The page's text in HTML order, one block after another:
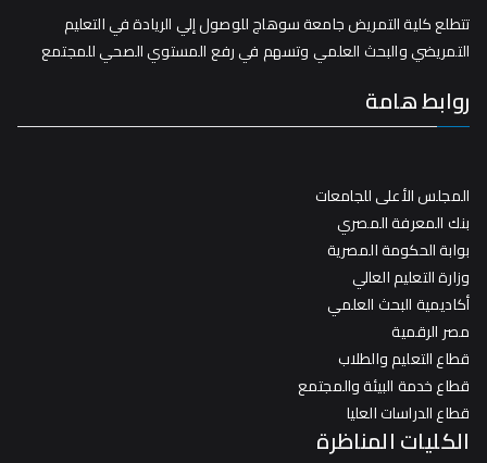
تتطلع كلية التمريض جامعة سوهاج للوصول إلي الريادة في التعليم
التمريضي والبحث العلمي وتسهم في رفع المستوي الصحي للمجتمع
روابط هامة
المجلس الأعلى للجامعات
بنك المعرفة المصري
بوابة الحكومة المصرية
وزارة التعليم العالي
أكاديمية البحث العلمي
مصر الرقمية
قطاع التعليم والطلاب
قطاع خدمة البيئة والمجتمع
قطاع الدراسات العليا
الكليات المناظرة